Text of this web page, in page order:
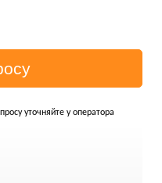
уточняйте у оператора